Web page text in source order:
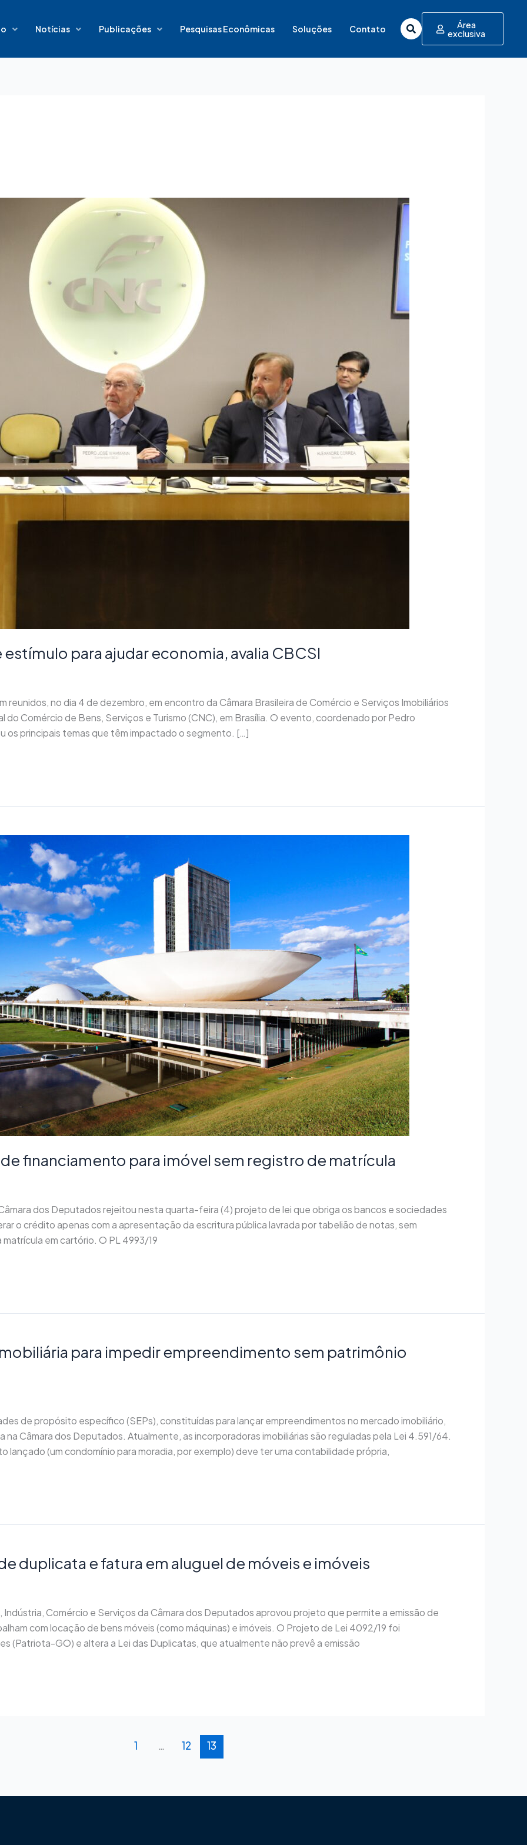
Notícias Publicações Pesquisas Econômicas Soluções Contato Área
exclusiva
para ajudar economia, avalia CBCSI
no dia 4 de dezembro, em encontro da Câmara Brasileira de Comércio e Serviços Imobiliários
Comércio de Bens, Serviços e Turismo (CNC), em Brasília. O evento, coordenado por Pedro
os principais temas que têm impactado o segmento. […]
financiamento para imóvel sem registro de matrícula
dos Deputados rejeitou nesta quarta-feira (4) projeto de lei que obriga os bancos e sociedades
o crédito apenas com a apresentação da escritura pública lavrada por tabelião de notas, sem
em cartório. O PL 4993/19
para impedir empreendimento sem patrimônio
de propósito específico (SEPs), constituídas para lançar empreendimentos no mercado imobiliário,
Câmara dos Deputados. Atualmente, as incorporadoras imobiliárias são reguladas pela Lei 4.591/64.
lançado (um condomínio para moradia, por exemplo) deve ter uma contabilidade própria,
duplicata e fatura em aluguel de móveis e imóveis
Comércio e Serviços da Câmara dos Deputados aprovou projeto que permite a emissão de
com locação de bens móveis (como máquinas) e imóveis. O Projeto de Lei 4092/19 foi
(Patriota-GO) e altera a Lei das Duplicatas, que atualmente não prevê a emissão
1 … 12 13